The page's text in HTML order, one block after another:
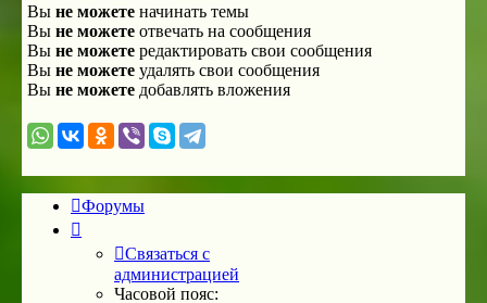
Вы не можете начинать темы
Вы не можете отвечать на сообщения
Вы не можете редактировать свои сообщения
Вы не можете удалять свои сообщения
Вы не можете добавлять вложения
Форумы
Связаться с
администрацией
Часовой пояс: